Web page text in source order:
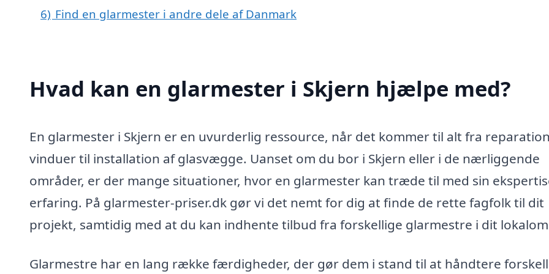
6) Find en glarmester i andre dele af Danmark
Hvad kan en glarmester i Skjern hjælpe med?
En glarmester i Skjern er en uvurderlig ressource, når det kommer til alt fra
vinduer til installation af glasvægge. Uanset om du bor i Skjern eller i de nærliggende
områder, er der mange situationer, hvor en glarmester kan træde til med sin
erfaring. På glarmester-priser.dk gør vi det nemt for dig at finde de rette fagfolk til dit
projekt, samtidig med at du kan indhente tilbud fra forskellige glarmestre i dit
Glarmestre har en lang række færdigheder, der gør dem i stand til at håndtere